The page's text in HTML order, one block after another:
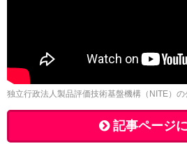
独立行政法人製品評価技術基盤機構（NITE）
記事ページ